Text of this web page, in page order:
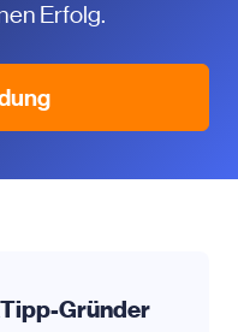
Erfolg.
Gründer